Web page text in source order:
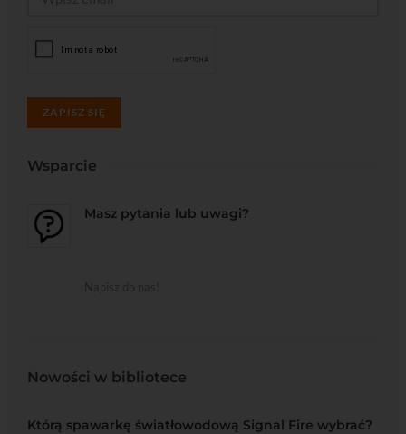
ZAPISZ SIĘ
Wsparcie
Masz pytania lub uwagi?
Nowości w bibliotece
Którą spawarkę światłowodową Signal Fire wybrać?